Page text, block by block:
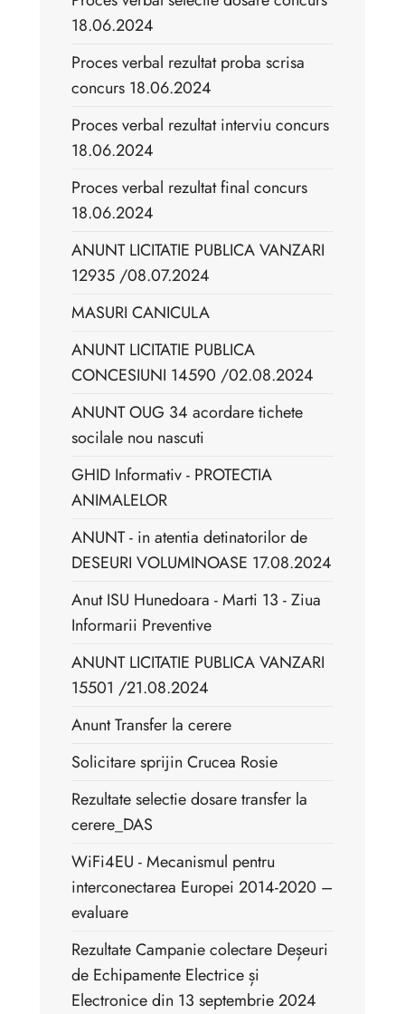
18.06.2024
Proces verbal rezultat proba scrisa
concurs 18.06.2024
Proces verbal rezultat interviu concurs
18.06.2024
Proces verbal rezultat final concurs
18.06.2024
ANUNT LICITATIE PUBLICA VANZARI
12935 /08.07.2024
MASURI CANICULA
ANUNT LICITATIE PUBLICA
CONCESIUNI 14590 /02.08.2024
ANUNT OUG 34 acordare tichete
socilale nou nascuti
GHID Informativ - PROTECTIA
ANIMALELOR
ANUNT - in atentia detinatorilor de
DESEURI VOLUMINOASE 17.08.2024
Anut ISU Hunedoara - Marti 13 - Ziua
Informarii Preventive
ANUNT LICITATIE PUBLICA VANZARI
15501 /21.08.2024
Anunt Transfer la cerere
Solicitare sprijin Crucea Rosie
Rezultate selectie dosare transfer la
cerere_DAS
WiFi4EU - Mecanismul pentru
interconectarea Europei 2014-2020 –
evaluare
Rezultate Campanie colectare Deșeuri
de Echipamente Electrice și
Electronice din 13 septembrie 2024